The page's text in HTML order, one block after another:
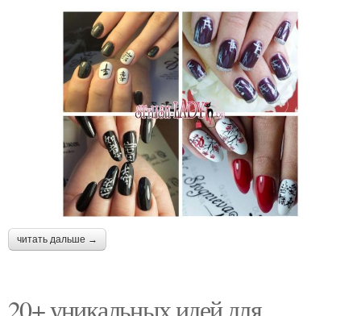
читать дальше →
20+ уникальных идей для